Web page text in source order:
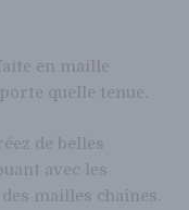
en maille
quelle tenue.
de belles
avec les
mailles chaînes.